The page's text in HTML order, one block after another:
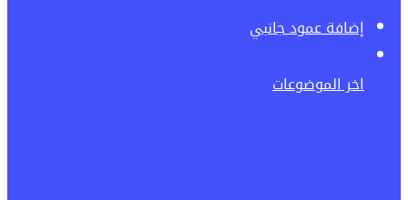
إضافة عمود جانبي
اخر الموضوعات